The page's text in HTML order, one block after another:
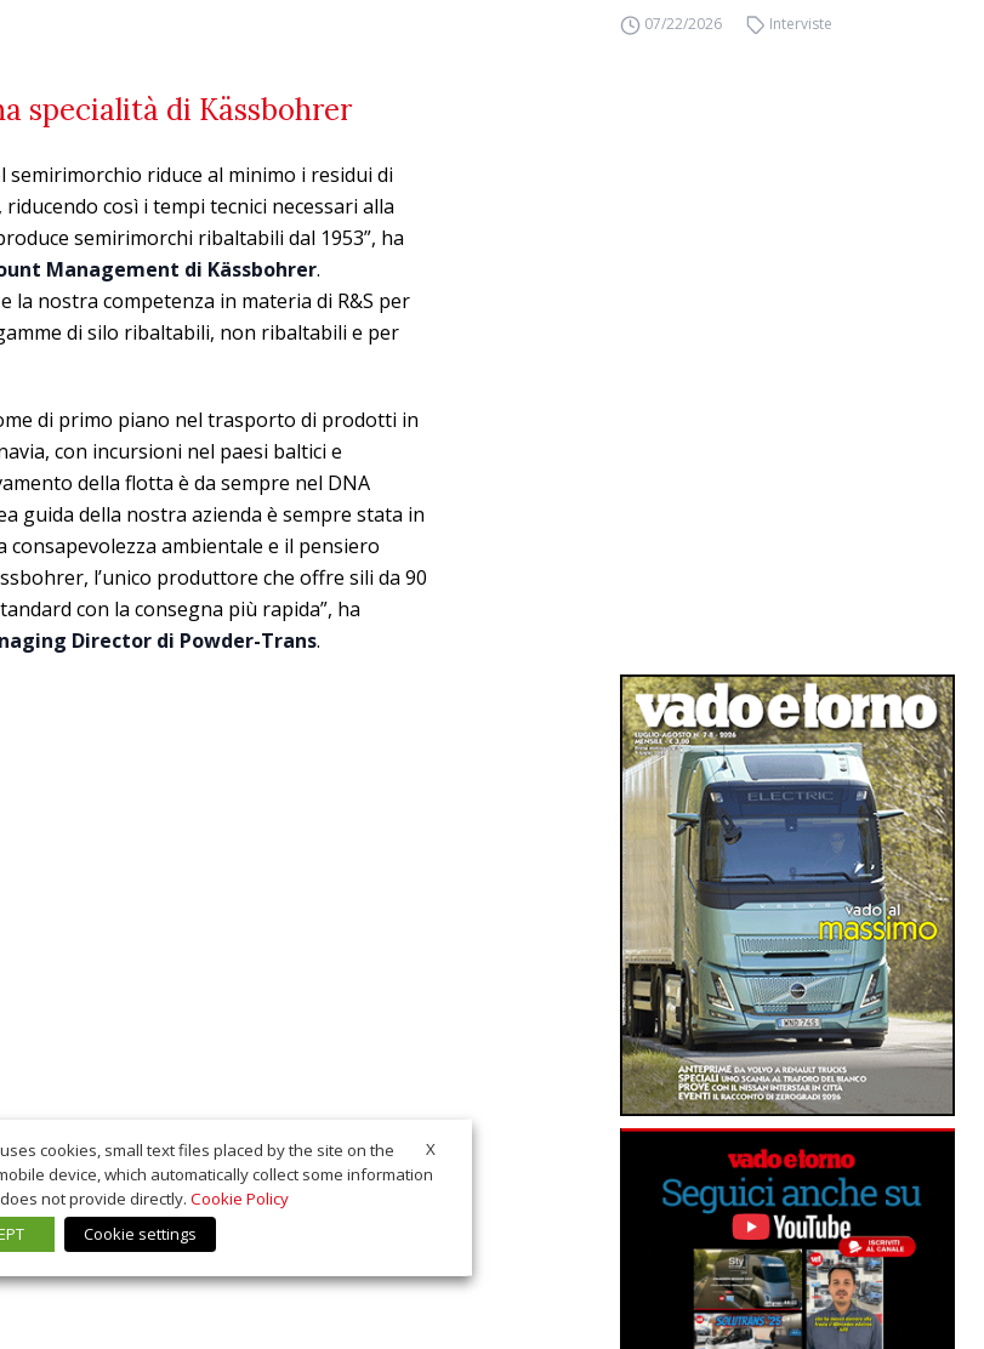
specialità di Kässbohrer
riduce al minimo i residui di
così i tempi tecnici necessari alla
semirimorchi ribaltabili dal 1953”, ha
Management di Kässbohrer.
la nostra competenza in materia di R&S per
di silo ribaltabili, non ribaltabili e per
di primo piano nel trasporto di prodotti in
con incursioni nel paesi baltici e
della flotta è da sempre nel DNA
guida della nostra azienda è sempre stata in
ambientale e il pensiero
l’unico produttore che offre sili da 90
con la consegna più rapida”, ha
Director di Powder-Trans.
07/22/2026 Interviste
X
cookies, small text files placed by the site on the
device, which automatically collect some information
not provide directly. Cookie Policy
Cookie settings